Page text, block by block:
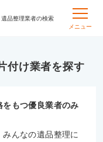
品整理業者の検索
メニュー
付け
をもつ優良業者のみ
んなの遺品整理に